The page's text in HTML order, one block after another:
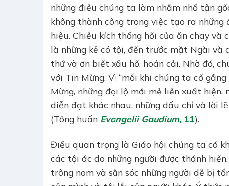
những điều chúng ta làm nhằm nhổ tận
không thành công trong việc tạo ra
hiệu. Chiều kích thống hối của ăn chay và
là những kẻ có tội, đến trước mặt Ngài và
thứ và ơn biết xấu hổ, hoán cải. Nhờ đó,
với Tin Mừng. Vì “mỗi khi chúng ta cố
Mừng, những đại lộ mới mẻ liền xuất hiện,
diễn đạt khác nhau, những dấu chỉ và lời
(Tông huấn Evangelii Gaudium, 11).
Điều quan trọng là Giáo hội chúng ta có
các tội ác do những người được thánh
trông nom và săn sóc những người dễ bị